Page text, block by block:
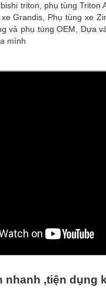
triton, phụ tùng Triton
Grandis, Phụ tùng xe
và phụ tùng OEM, Dựa
mình
nhanh ,tiện dụng